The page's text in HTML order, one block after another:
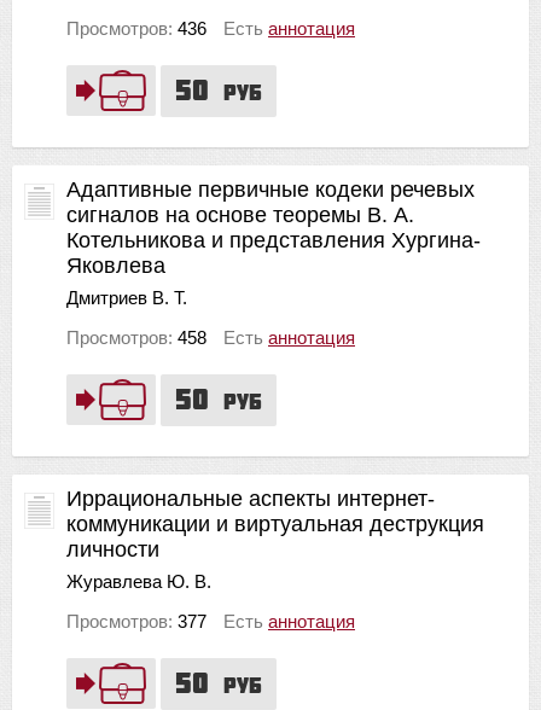
50 руб
Просмотров: 436 Есть аннотация
50 руб
Адаптивные первичные кодеки речевых
сигналов на основе теоремы В. А.
Котельникова и представления Хургина-
Яковлева
Дмитриев В. Т.
Просмотров: 458 Есть аннотация
50 руб
Иррациональные аспекты интернет-
коммуникации и виртуальная деструкция
личности
Журавлева Ю. В.
Просмотров: 377 Есть аннотация